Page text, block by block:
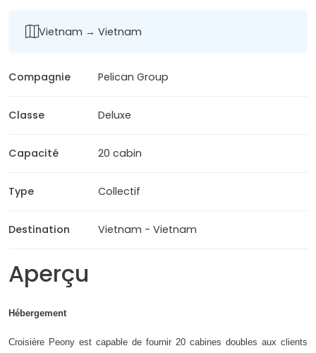
Vietnam → Vietnam
Compagnie Pelican Group
Classe Deluxe
Capacité 20 cabin
Type Collectif
Destination Vietnam - Vietnam
Aperçu
Hébergement
Croisière Peony est capable de fournir 20 cabines doubles aux clients